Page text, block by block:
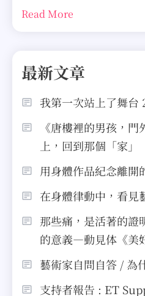
Read More
最新文章
我第一次站上了舞台
《唐樓裡的男孩，
上，回到那個「家」
用身體作品紀念離開
在身體律動中，看見
那些痛，是活著的證
的意義—動見体《美
藝術家自問自答 / 為
支持者報告 : ET